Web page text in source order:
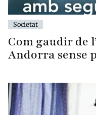
Societat
Com gaudir de
Andorra sense